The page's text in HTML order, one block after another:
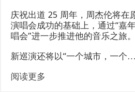
庆祝出道 25 周年，周杰伦将在
演唱会成功的基础上，通过“嘉
唱会”进一步推进他的音乐之旅。
新巡演还将以“一个城市，一
阅读更多